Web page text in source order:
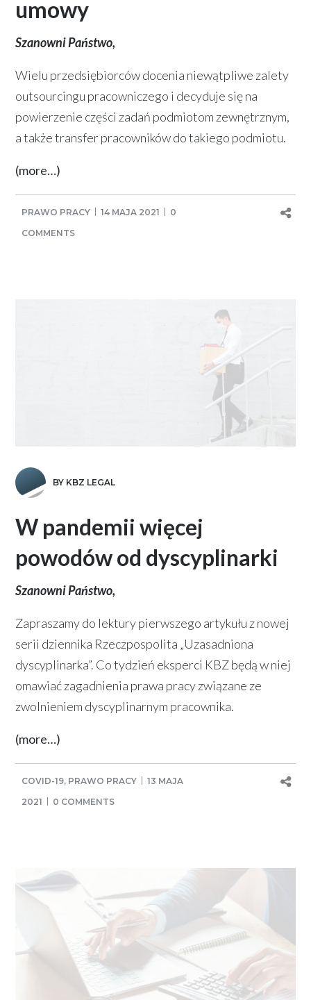
umowy
Szanowni Państwo,
Wielu przedsiębiorców docenia niewątpliwe zalety
outsourcingu pracowniczego i decyduje się na
powierzenie części zadań podmiotom zewnętrznym,
a także transfer pracowników do takiego podmiotu.
(more…)
PRAWO PRACY 14 MAJA 2021
0
COMMENTS
BY KBZ LEGAL
W pandemii więcej
powodów od dyscyplinarki
Szanowni Państwo,
Zapraszamy do lektury pierwszego artykułu z nowej
serii dziennika Rzeczpospolita „Uzasadniona
dyscyplinarka”. Co tydzień eksperci KBZ będą w niej
omawiać zagadnienia prawa pracy związane ze
zwolnieniem dyscyplinarnym pracownika.
(more…)
COVID-19, PRAWO PRACY
13 MAJA
2021
0 COMMENTS